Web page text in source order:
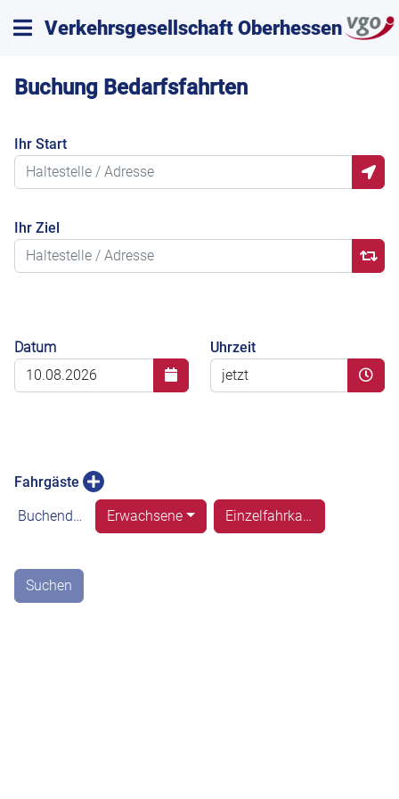
Verkehrsgesellschaft Oberhessen
Buchung Bedarfsfahrten
Ihr Start
Ihr Ziel
Datum Uhrzeit
Fahrgäste
Buchende(r)
Erwachsene Einzelfahrkarte
Suchen